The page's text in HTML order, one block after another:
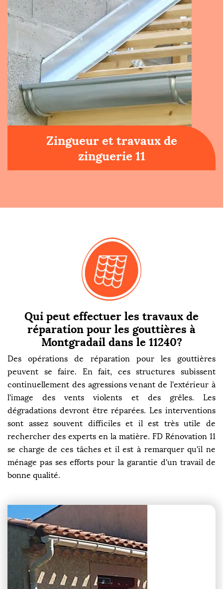
Zingueur et travaux de
zinguerie 11
Qui peut effectuer les travaux de
réparation pour les gouttières à
Montgradail dans le 11240?
Des opérations de réparation pour les gouttières
peuvent se faire. En fait, ces structures subissent
continuellement des agressions venant de l'extérieur à
l'image des vents violents et des grêles. Les
dégradations devront être réparées. Les interventions
sont assez souvent difficiles et il est très utile de
rechercher des experts en la matière. FD Rénovation 11
se charge de ces tâches et il est à remarquer qu'il ne
ménage pas ses efforts pour la garantie d'un travail de
bonne qualité.